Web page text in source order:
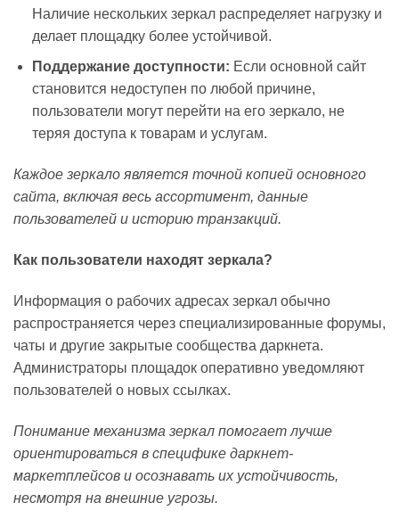
Наличие нескольких зеркал распределяет нагрузку и
делает площадку более устойчивой.
Поддержание доступности: Если основной сайт
становится недоступен по любой причине,
пользователи могут перейти на его зеркало, не
теряя доступа к товарам и услугам.
Каждое зеркало является точной копией основного
сайта, включая весь ассортимент, данные
пользователей и историю транзакций.
Как пользователи находят зеркала?
Информация о рабочих адресах зеркал обычно
распространяется через специализированные форумы,
чаты и другие закрытые сообщества даркнета.
Администраторы площадок оперативно уведомляют
пользователей о новых ссылках.
Понимание механизма зеркал помогает лучше
ориентироваться в специфике даркнет-
маркетплейсов и осознавать их устойчивость,
несмотря на внешние угрозы.